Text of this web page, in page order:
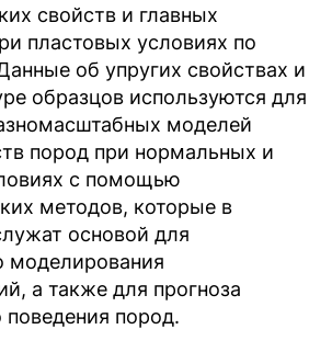
свойств и главных
пластовых условиях по
об упругих свойствах и
образцов используются для
моделей
пород при нормальных и
с помощью
методов, которые в
основой для
моделирования
а также для прогноза
поведения пород.